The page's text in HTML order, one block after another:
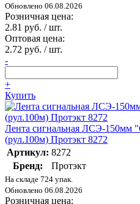
Обновлено 06.08.2026
Розничная цена:
2.81 руб. / шт.
Оптовая цена:
2.72 руб. / шт.
-
+
Купить
Лента сигнальная ЛСЭ-150мм
(рул.100м) Протэкт 8272
Артикул: 8272
Бренд:
Протэкт
На складе 724 упак.
Обновлено 06.08.2026
Розничная цена: